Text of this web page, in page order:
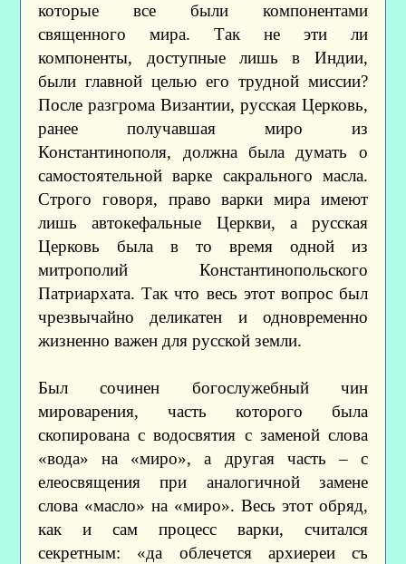
которые все были компонентами
священного мира. Так не эти ли
компоненты, доступные лишь в Индии,
были главной целью его трудной миссии?
После разгрома Византии, русская Церковь,
ранее получавшая миро из
Константинополя, должна была думать о
самостоятельной варке сакрального масла.
Строго говоря, право варки мира имеют
лишь автокефальные Церкви, а русская
Церковь была в то время одной из
митрополий Константинопольского
Патриархата. Так что весь этот вопрос был
чрезвычайно деликатен и одновременно
жизненно важен для русской земли.
Был сочинен богослужебный чин
мироварения, часть которого была
скопирована с водосвятия с заменой слова
«вода» на «миро», а другая часть – с
елеосвящения при аналогичной замене
слова «масло» на «миро». Весь этот обряд,
как и сам процесс варки, считался
секретным: «да облечется архиереи съ